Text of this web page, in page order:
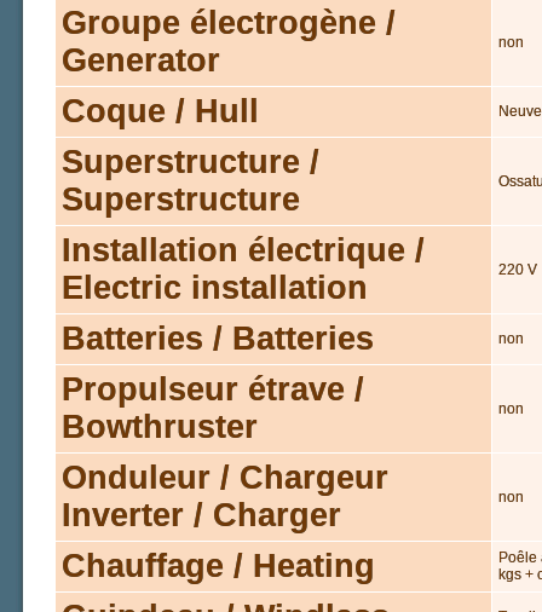
Groupe électrogène /
Generator
non
Coque / Hull
Superstructure /
Superstructure
Installation électrique /
Electric installation
220 V
Batteries / Batteries non
Propulseur étrave /
Bowthruster
non
Onduleur / Chargeur
Inverter / Charger
non
Chauffage / Heating
Poêle
kgs +